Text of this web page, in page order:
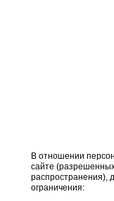
В отношении
сайте
распространения),
ограничения: